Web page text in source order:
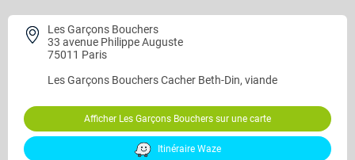
Les Garçons Bouchers
33 avenue Philippe Auguste
75011 Paris
Les Garçons BouchersCacher Beth-Din, viande
Afficher Les Garçons Bouchers sur une carte
Itinéraire Waze